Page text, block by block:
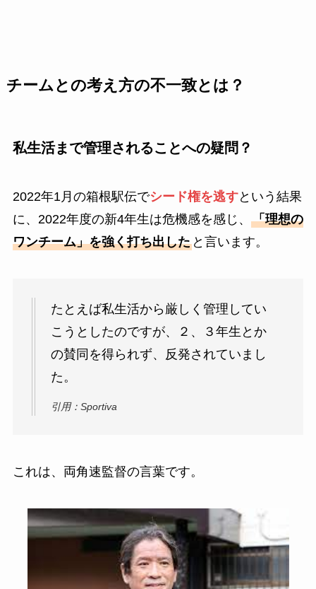
チームとの考え方の不一致とは？
私生活まで管理されることへの疑問？
2022年1月の箱根駅伝でシード権を逃すという結果
に、2022年度の新4年生は危機感を感じ、 「理想の
ワンチーム」を強く打ち出したと言います。
たとえば私生活から厳しく管理してい
こうとしたのですが、２、３年生とか
の賛同を得られず、反発されていまし
た。
引用：Sportiva
これは、両角速監督の言葉です。